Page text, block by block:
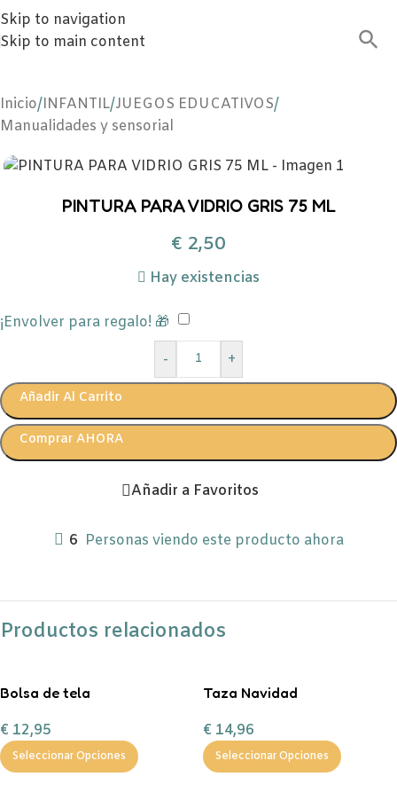
Skip to navigation
Skip to main content
Inicio/INFANTIL/JUEGOS EDUCATIVOS/
Manualidades y sensorial
PINTURA PARA VIDRIO GRIS 75 ML
€ 2,50
Hay existencias
¡Envolver para regalo! 🎁
-
+
Añadir Al Carrito
Comprar AHORA
Añadir a Favoritos
6 Personas viendo este producto ahora
Productos relacionados
Bolsa de tela
€ 12,95
Seleccionar Opciones
Taza Navidad
chocolate a la taza, nubes y
bastón de caramelo
€ 14,96
Seleccionar Opciones